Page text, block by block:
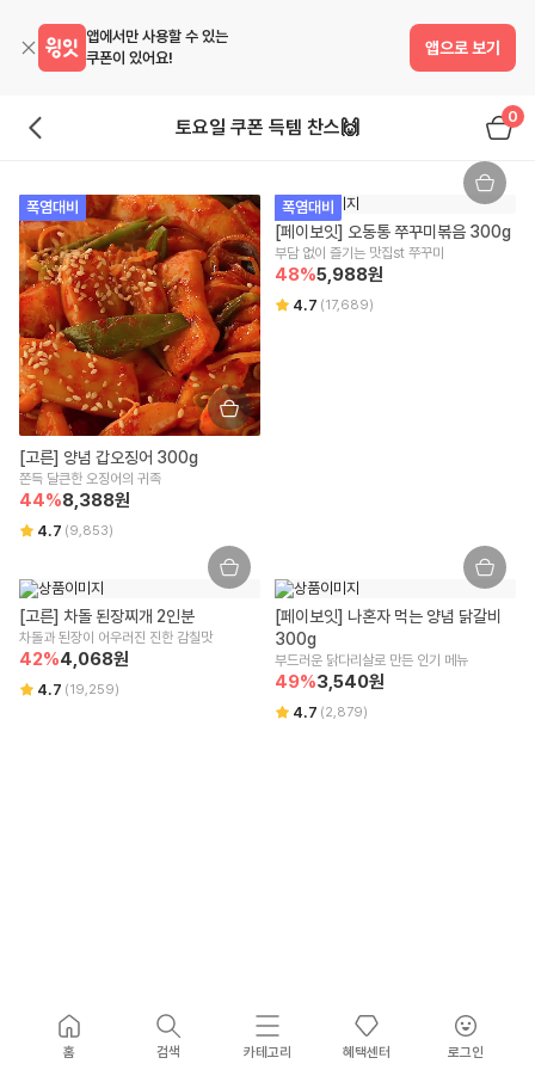
앱에서만 사용할 수 있는
쿠폰이 있어요!
앱으로 보기
토요일 쿠폰 득템 찬스🙌 0
폭염대비
[고른] 양념 갑오징어 300g
쫀득 달큰한 오징어의 귀족
44%8,388원
4.7 (9,853)
폭염대비
[페이보잇] 오동통 쭈꾸미볶음 300g
부담 없이 즐기는 맛집st 쭈꾸미
48%5,988원
4.7 (17,689)
[고른] 차돌 된장찌개 2인분
차돌과 된장이 어우러진 진한 감칠맛
42%4,068원
4.7 (19,259)
[페이보잇] 나혼자 먹는 양념 닭갈비
300g
부드러운 닭다리살로 만든 인기 메뉴
49%3,540원
4.7 (2,879)
홈 검색 카테고리 혜택센터 로그인